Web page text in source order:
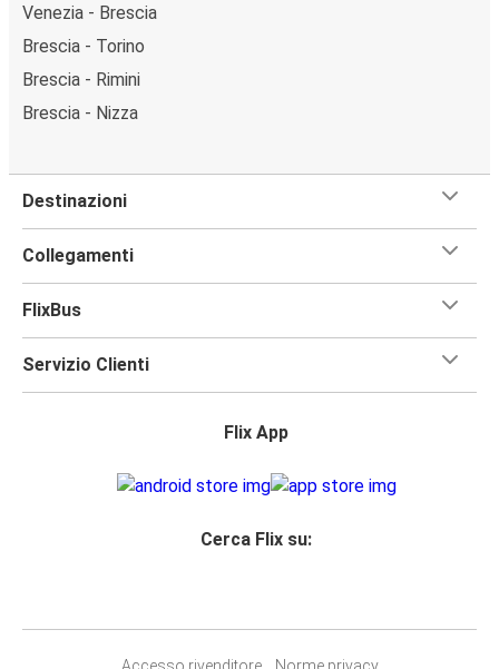
Venezia - Brescia
Brescia - Torino
Brescia - Rimini
Brescia - Nizza
Destinazioni
Collegamenti
FlixBus
Servizio Clienti
Flix App
Cerca Flix su:
Accesso rivenditore Norme privacy